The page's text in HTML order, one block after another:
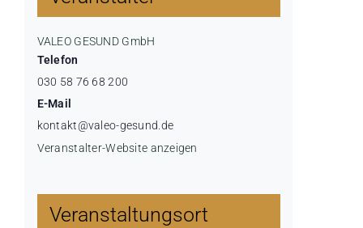
VALEO GESUND GmbH
Telefon
030 58 76 68 200
E-Mail
kontakt@valeo-gesund.de
Veranstalter-Website anzeigen
Veranstaltungsort